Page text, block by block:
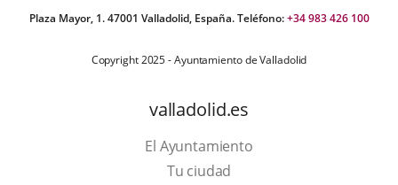
Plaza Mayor, 1. 47001 Valladolid, España. Teléfono:+34 983 426 100
Copyright 2025 - Ayuntamiento de Valladolid
valladolid.es
El Ayuntamiento
Tu ciudad